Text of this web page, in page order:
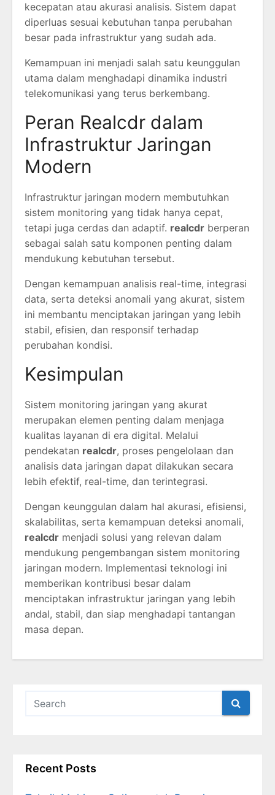
kecepatan atau akurasi analisis. Sistem dapat
diperluas sesuai kebutuhan tanpa perubahan
besar pada infrastruktur yang sudah ada.
Kemampuan ini menjadi salah satu keunggulan
utama dalam menghadapi dinamika industri
telekomunikasi yang terus berkembang.
Peran Realcdr dalam
Infrastruktur Jaringan
Modern
Infrastruktur jaringan modern membutuhkan
sistem monitoring yang tidak hanya cepat,
tetapi juga cerdas dan adaptif. realcdr berperan
sebagai salah satu komponen penting dalam
mendukung kebutuhan tersebut.
Dengan kemampuan analisis real-time, integrasi
data, serta deteksi anomali yang akurat, sistem
ini membantu menciptakan jaringan yang lebih
stabil, efisien, dan responsif terhadap
perubahan kondisi.
Kesimpulan
Sistem monitoring jaringan yang akurat
merupakan elemen penting dalam menjaga
kualitas layanan di era digital. Melalui
pendekatan realcdr, proses pengelolaan dan
analisis data jaringan dapat dilakukan secara
lebih efektif, real-time, dan terintegrasi.
Dengan keunggulan dalam hal akurasi, efisiensi,
skalabilitas, serta kemampuan deteksi anomali,
realcdr menjadi solusi yang relevan dalam
mendukung pengembangan sistem monitoring
jaringan modern. Implementasi teknologi ini
memberikan kontribusi besar dalam
menciptakan infrastruktur jaringan yang lebih
andal, stabil, dan siap menghadapi tantangan
masa depan.
Recent Posts